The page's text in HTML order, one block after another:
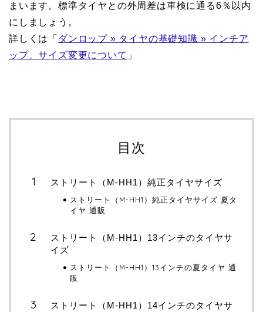
まいます。標準タイヤとの外周差は車検に通る6％以内
にしましょう。
詳しくは「 ダンロップ » タイヤの基礎知識 » インチア
ップ、サイズ変更について 」
目次
ストリート（M-HH1）純正タイヤサイズ
ストリート（M-HH1）純正タイヤサイズ 夏タ
イヤ 通販
ストリート（M-HH1）13インチのタイヤサ
イズ
ストリート（M-HH1）13インチの夏タイヤ 通
販
ストリート（M-HH1）14インチのタイヤサ